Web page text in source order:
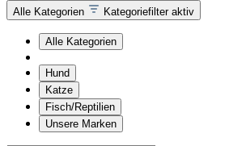
Alle Kategorien Kategoriefilter aktiv
Alle Kategorien
Hund
Katze
Fisch/Reptilien
Unsere Marken